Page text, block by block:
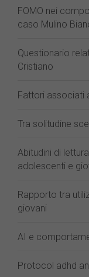
FOMO nei
caso Mulino
Questionario
Cristiano
Fattori associati
Tra solitudine
Abitudini di
adolescenti e
Rapporto tra
giovani
AI e
Protocol adhd